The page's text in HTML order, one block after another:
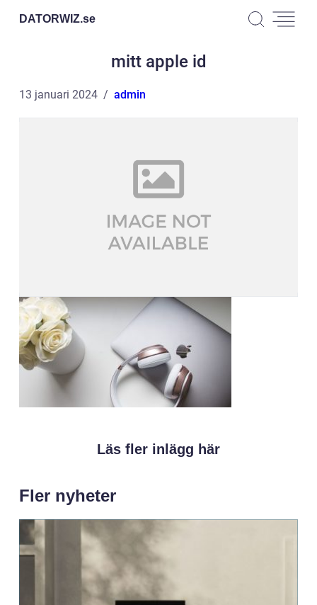
DATORWIZ.se
mitt apple id
13 januari 2024 admin
Läs fler inlägg här
Fler nyheter